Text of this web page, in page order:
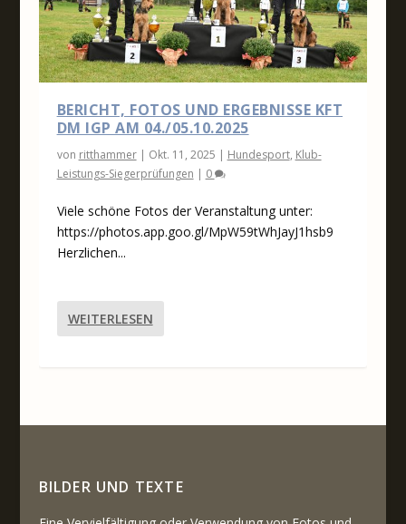
BERICHT, FOTOS UND ERGEBNISSE KFT
DM IGP AM 04./05.10.2025
von ritthammer| Okt. 11, 2025 | Hundesport, Klub-
Leistungs-Siegerprüfungen | 0
Viele schöne Fotos der Veranstaltung unter:
https://photos.app.goo.gl/MpW59tWhJayJ1hsb9
Herzlichen...
WEITERLESEN
BILDER UND TEXTE